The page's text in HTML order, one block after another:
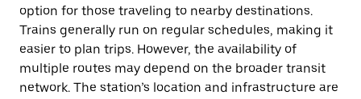
option for those traveling to nearby destinations.
Trains generally run on regular schedules, making it
easier to plan trips. However, the availability of
multiple routes may depend on the broader transit
network. The station’s location and infrastructure are